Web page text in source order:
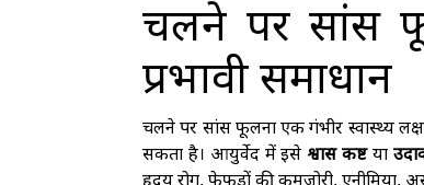
चलने पर सांस
प्रभावी समाधान
चलने पर सांस फूलना एक गंभीर स्वास्थ्य
सकता है। आयुर्वेद में इसे श्वास कष्टया